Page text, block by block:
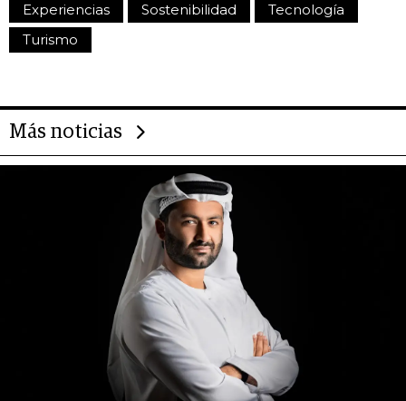
Experiencias Sostenibilidad
Tecnología
Turismo
Más noticias